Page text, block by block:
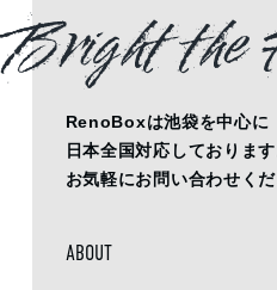
Bright the
RenoBoxは池袋を中心に
日本全国対応しております
お気軽にお問い合わせくだ
ABOUT